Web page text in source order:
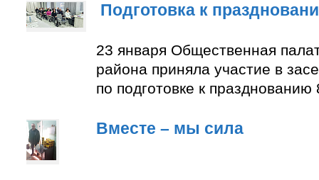
Подготовка к
23 января Общественная
района приняла участие в
по подготовке к
Вместе – мы сила